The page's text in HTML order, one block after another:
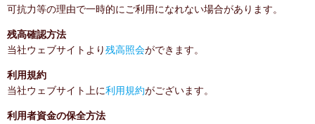
可抗力等の理由で一時的にご利用になれない場合があります。
残高確認方法
当社ウェブサイトより残高照会ができます。
利用規約
当社ウェブサイト上に利用規約がございます。
利用者資金の保全方法